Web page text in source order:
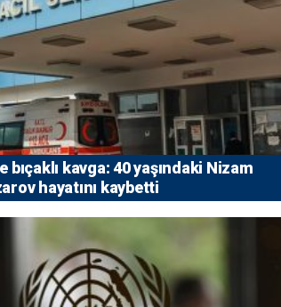
bıçaklı kavga: 40 yaşındaki Nizam
hayatını kaybetti